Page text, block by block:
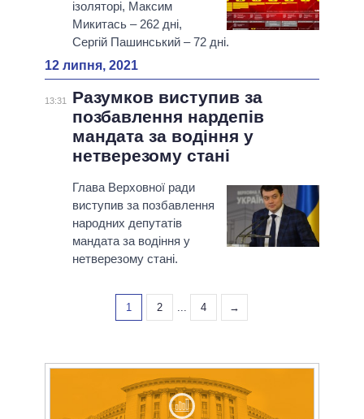
ізоляторі, Максим
Микитась – 262 дні,
Сергій Пашинський – 72 дні.
12 липня, 2021
13:31
Разумков виступив за
позбавлення нардепів
мандата за водіння у
нетверезому стані
Глава Верховної ради
виступив за позбавлення
народних депутатів
мандата за водіння у
нетверезому стані.
1 2 ... 4 →